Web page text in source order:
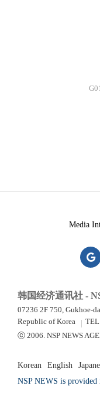
Media
韩国经济通讯社 -
07236 2F 750, Gukhoe-
Republic of Korea
ⓒ 2006. NSP NEWS
Korean English
NSP NEWS is provided